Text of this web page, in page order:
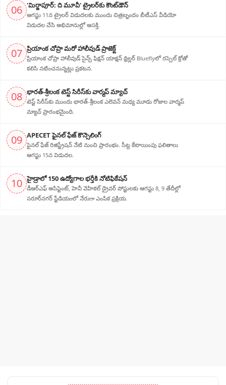
06 'మిర్జాపూర్: ది మూవీ' ట్రైలర్‌కు కౌంట్‌డౌన్
ఆగస్టు 11న ట్రైలర్ విడుదలకు ముందు చిత్రబృందం బీటీఎస్ వీడియో
విడుదల చేసి అభిమానుల్లో ఆసక్తి.
07 ప్రియాంక చోప్రా మరో హాలీవుడ్ ప్రాజెక్ట్
ప్రియాంక చోప్రా హాలీవుడ్ సైన్స్ ఫిక్షన్ యాక్షన్ థ్రిల్లర్ Blueflyలో రస్సెల్ క్రోతో
కలిసి నటించనున్నట్లు ప్రకటన.
08 భారత్-శ్రీలంక టెస్ట్ సిరీస్‌కు వార్మప్ మ్యాచ్
టెస్ట్ సిరీస్‌కు ముందు భారత్-శ్రీలంక ఎలెవన్ మధ్య మూడు రోజుల వార్మప్
మ్యాచ్ ప్రారంభమైంది.
09 APECET ఫైనల్ ఫేజ్ కౌన్సెలింగ్
ఫైనల్ ఫేజ్ రిజిస్ట్రేషన్ నేటి నుంచి ప్రారంభం. సీట్ల కేటాయింపు ఫలితాలు
ఆగస్టు 15న విడుదల.
10 హైడ్రాలో 150 ఉద్యోగాల భర్తీకి నోటిఫికేషన్
డీఆర్‌ఎఫ్ అసిస్టెంట్, హెవీ వెహికల్ డ్రైవర్ పోస్టులకు ఆగస్టు 8, 9 తేదీల్లో
సరూర్‌నగర్ స్టేడియంలో నేరుగా ఎంపిక ప్రక్రియ.